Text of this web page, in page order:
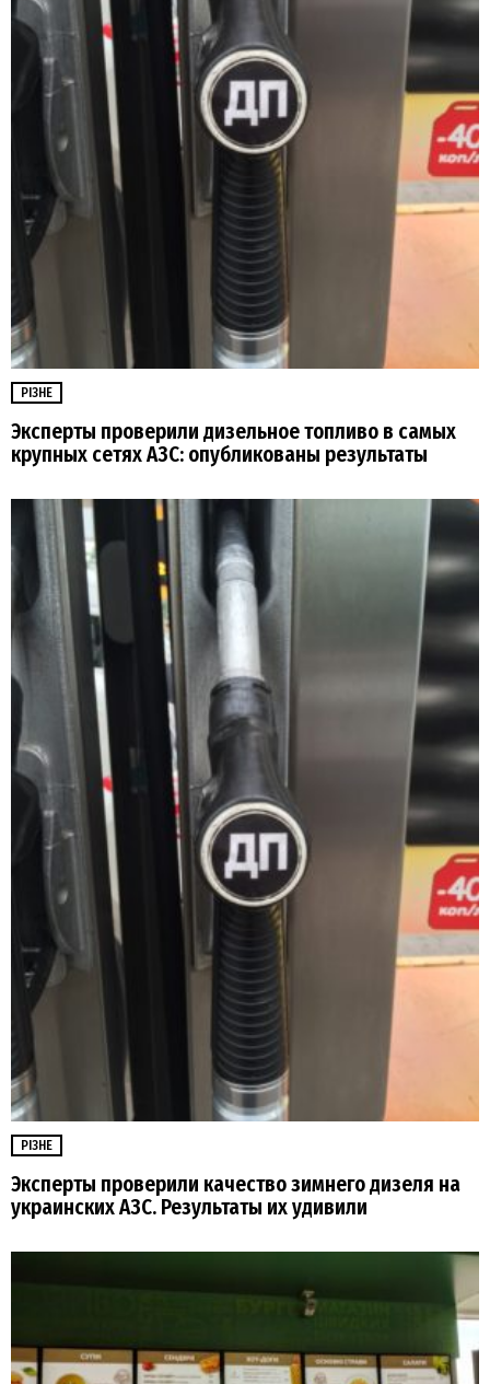
РІЗНЕ
Эксперты проверили дизельное топливо в самых
крупных сетях АЗС: опубликованы результаты
РІЗНЕ
Эксперты проверили качество зимнего дизеля на
украинских АЗС. Результаты их удивили